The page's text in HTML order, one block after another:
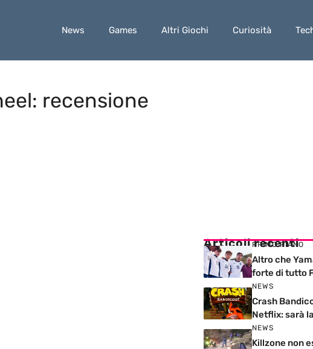
News Games Altri Giochi Curiosità
recensione
Articoli recenti
PRIMO PIANO
Altro che
forte di tutto
NEWS
Crash
Netflix: sarà
NEWS
Killzone non